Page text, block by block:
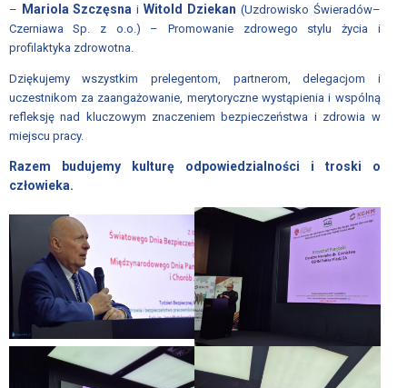
– Mariola Szczęsna iWitold Dziekan (Uzdrowisko Świeradów–
Czerniawa Sp. z o.o.) – Promowanie zdrowego stylu życia i
profilaktyka zdrowotna.
Dziękujemy wszystkim prelegentom, partnerom, delegacjom i
uczestnikom za zaangażowanie, merytoryczne wystąpienia i wspólną
refleksję nad kluczowym znaczeniem bezpieczeństwa i zdrowia w
miejscu pracy.
Razem budujemy kulturę odpowiedzialności i troski o
człowieka.